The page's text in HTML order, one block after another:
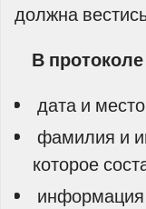
должна
В
дата и
фамилия и
которое